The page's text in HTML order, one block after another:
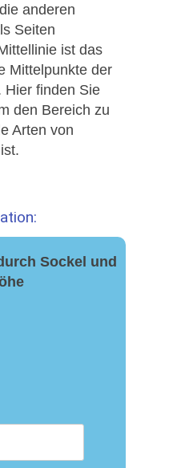
anderen
Seiten
ist das
Mittelpunkte der
Hier finden Sie
den Bereich zu
Arten von
Sockel und